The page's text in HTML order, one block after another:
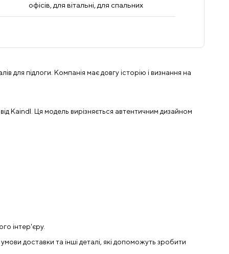
офісів, для вітальні, для спальних
для підлоги. Компанія має довгу історію і визнання на
Kaindl. Ця модель вирізняється автентичним дизайном
інтер'єру.
доставки та інші деталі, які допоможуть зробити